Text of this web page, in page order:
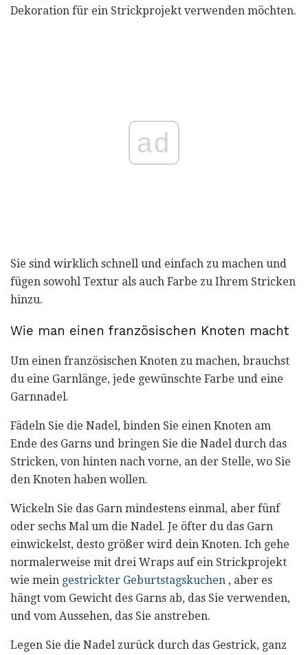
Dekoration für ein Strickprojekt verwenden möchten.
ad
Sie sind wirklich schnell und einfach zu machen und
fügen sowohl Textur als auch Farbe zu Ihrem Stricken
hinzu.
Wie man einen französischen Knoten macht
Um einen französischen Knoten zu machen, brauchst
du eine Garnlänge, jede gewünschte Farbe und eine
Garnnadel.
Fädeln Sie die Nadel, binden Sie einen Knoten am
Ende des Garns und bringen Sie die Nadel durch das
Stricken, von hinten nach vorne, an der Stelle, wo Sie
den Knoten haben wollen.
Wickeln Sie das Garn mindestens einmal, aber fünf
oder sechs Mal um die Nadel. Je öfter du das Garn
einwickelst, desto größer wird dein Knoten. Ich gehe
normalerweise mit drei Wraps auf ein Strickprojekt
wie mein gestrickter Geburtstagskuchen , aber es
hängt vom Gewicht des Garns ab, das Sie verwenden,
und vom Aussehen, das Sie anstreben.
Legen Sie die Nadel zurück durch das Gestrick, ganz